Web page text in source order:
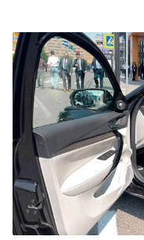
00:00 /